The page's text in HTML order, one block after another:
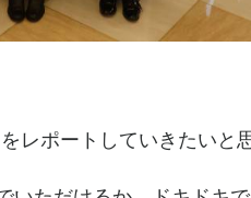
レポートしていきたいと